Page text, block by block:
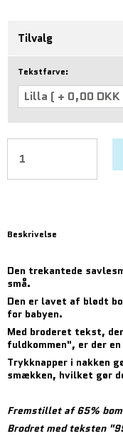
Tilvalg
Tekstfarve:
Beskrivelse
Den trekantede
små.
Den er lavet af blødt
for babyen.
Med broderet tekst,
fuldkommen", er der
Trykknapper i nakken
smækken, hvilket gør
Fremstillet af 65%
Brodret med teksten